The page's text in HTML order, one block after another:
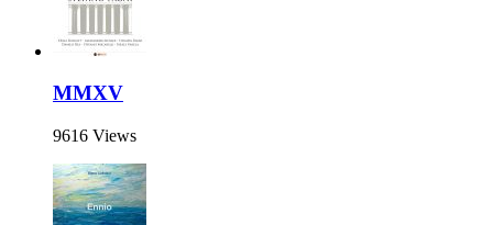
MMXV
9616 Views